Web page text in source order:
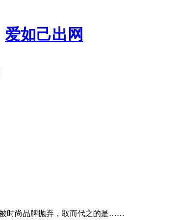
爱如己出网
时尚品牌抛弃，取而代之的是……